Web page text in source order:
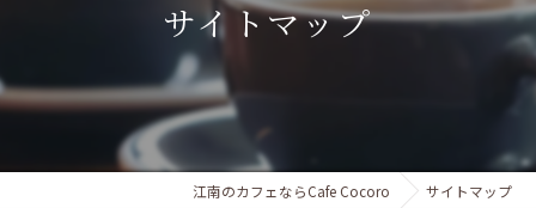
サイトマップ
江南のカフェならCafe Cocoro サイトマップ